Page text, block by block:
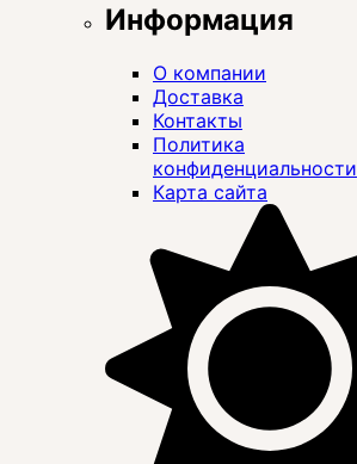
Информация
О компании
Доставка
Контакты
Политика
конфиденциальности
Карта сайта